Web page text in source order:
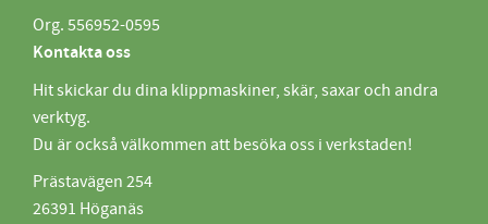
Org. 556952-0595
Kontakta oss
Hit skickar du dina klippmaskiner, skär, saxar och andra
verktyg.
Du är också välkommen att besöka oss i verkstaden!
Prästavägen 254
26391 Höganäs